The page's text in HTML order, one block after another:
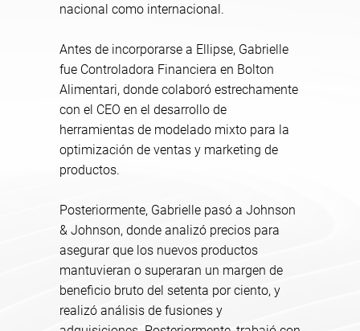
nacional como internacional.
Antes de incorporarse a Ellipse, Gabrielle
fue Controladora Financiera en Bolton
Alimentari, donde colaboró estrechamente
con el CEO en el desarrollo de
herramientas de modelado mixto para la
optimización de ventas y marketing de
productos.
Posteriormente, Gabrielle pasó a Johnson
& Johnson, donde analizó precios para
asegurar que los nuevos productos
mantuvieran o superaran un margen de
beneficio bruto del setenta por ciento, y
realizó análisis de fusiones y